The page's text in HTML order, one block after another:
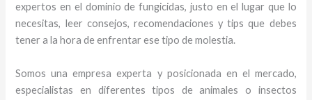
expertos en el dominio de fungicidas, justo en el lugar que lo
necesitas, leer consejos, recomendaciones y tips que debes
tener a la hora de enfrentar ese tipo de molestia.
Somos una empresa experta y posicionada en el mercado,
especialistas en diferentes tipos de animales o insectos